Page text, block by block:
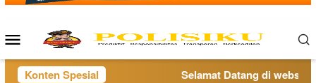
Menu
Mobile
Konten Spesial Selamat Datang di website